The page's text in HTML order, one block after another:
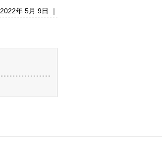
2022年 5月 9日 ｜